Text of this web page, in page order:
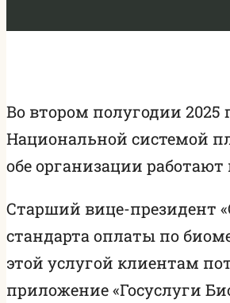
Во втором полугодии 2025
Национальной системой
обе организации
Старший вице-президент
стандарта оплаты по
этой услугой клиентам
приложение «Госуслуги